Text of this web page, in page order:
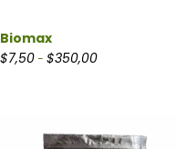
Biomax
$7,50- $350,00Rango de